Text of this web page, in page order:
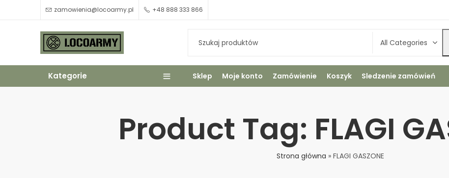
zamowienia@locoarmy.pl +48 888 333 866
Kategorie Sklep Moje konto Zamówienie Koszyk Sledzenie zamówień
Product Tag: FLAGI
Strona główna » FLAGI GASZONE